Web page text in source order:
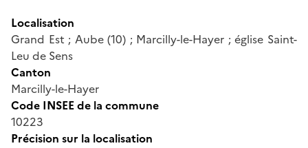
Localisation
Grand Est ; Aube (10) ; Marcilly-le-Hayer ; église Saint-
Leu de Sens
Canton
Marcilly-le-Hayer
Code INSEE de la commune
10223
Précision sur la localisation